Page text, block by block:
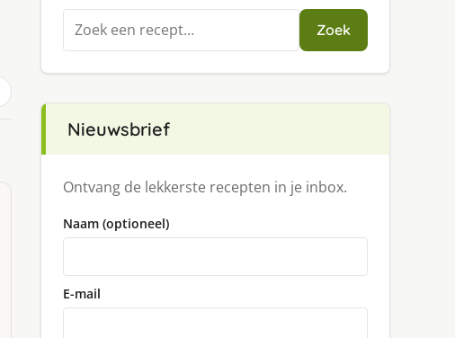
Zoeken
naar:
Zoek
Nieuwsbrief
Ontvang de lekkerste recepten in je inbox.
Naam (optioneel)
E-mail